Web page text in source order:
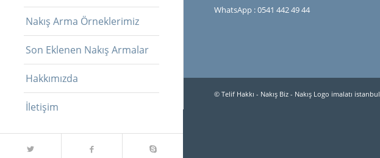
Nakış Arma Örneklerimiz
Son Eklenen Nakış Armalar
Hakkımızda
İletişim
WhatsApp : 0541 442 49 44
© Telif Hakkı - Nakış Biz - Nakış Logo imalatı istanbul